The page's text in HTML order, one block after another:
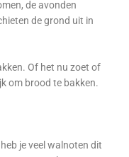
de avonden
de grond uit in
Of het nu zoet of
om brood te bakken.
je veel walnoten dit